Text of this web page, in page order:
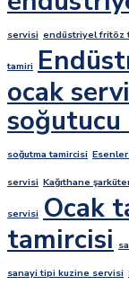
servisi endüstriyel fritöz
tamiri
ocak
soğutma tamircisi
servisi Kağıthane
servisi Ocak
tamircisi
sanayi tipi kuzine servisi